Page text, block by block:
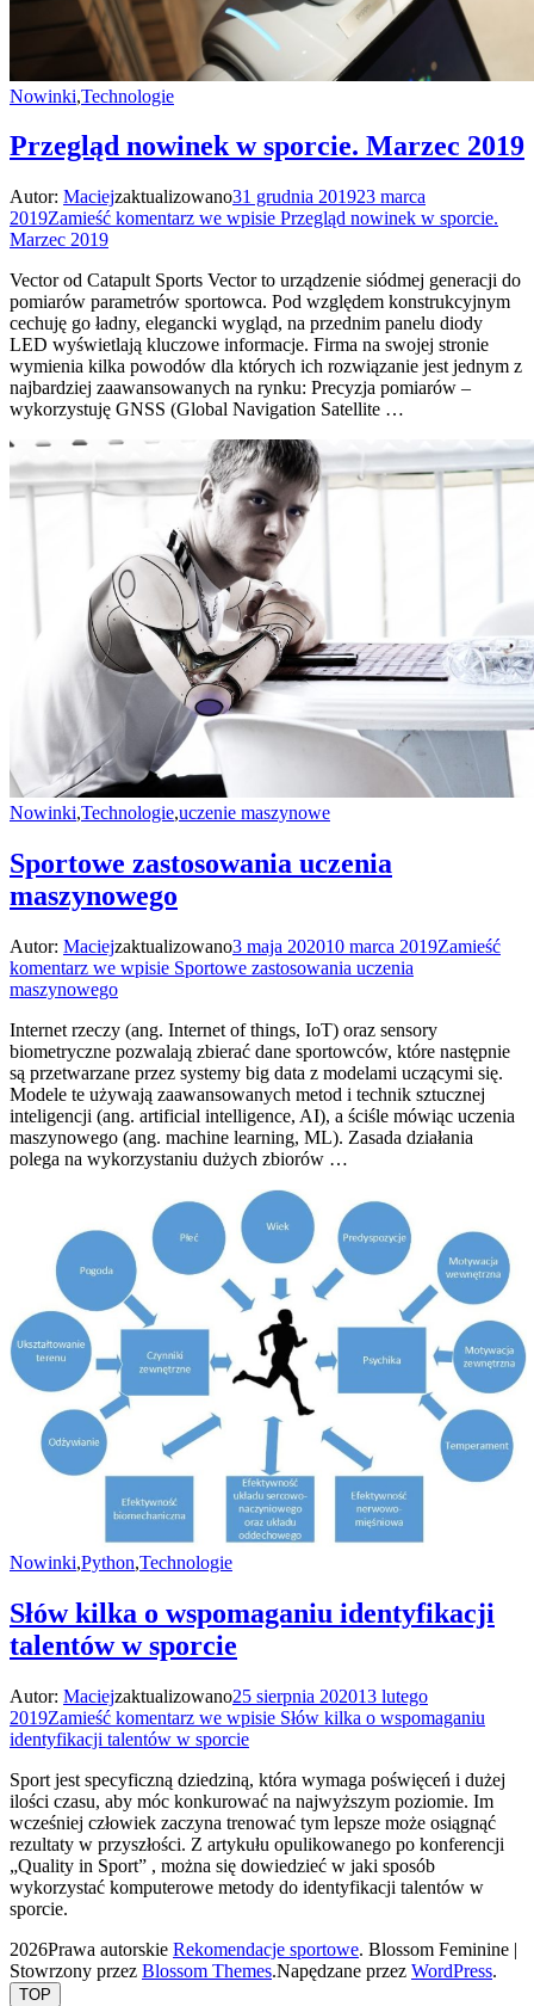
Nowinki,Technologie
Przegląd nowinek w sporcie. Marzec 2019
Autor: Maciejzaktualizowano31 grudnia 201923 marca
2019Zamieść komentarz we wpisie Przegląd nowinek w sporcie.
Marzec 2019
Vector od Catapult Sports Vector to urządzenie siódmej generacji do
pomiarów parametrów sportowca. Pod względem konstrukcyjnym
cechuję go ładny, elegancki wygląd, na przednim panelu diody
LED wyświetlają kluczowe informacje. Firma na swojej stronie
wymienia kilka powodów dla których ich rozwiązanie jest jednym z
najbardziej zaawansowanych na rynku: Precyzja pomiarów –
wykorzystuję GNSS (Global Navigation Satellite …
Nowinki,Technologie,uczenie maszynowe
Sportowe zastosowania uczenia
maszynowego
Autor: Maciejzaktualizowano3 maja 202010 marca 2019Zamieść
komentarz we wpisie Sportowe zastosowania uczenia
maszynowego
Internet rzeczy (ang. Internet of things, IoT) oraz sensory
biometryczne pozwalają zbierać dane sportowców, które następnie
są przetwarzane przez systemy big data z modelami uczącymi się.
Modele te używają zaawansowanych metod i technik sztucznej
inteligencji (ang. artificial intelligence, AI), a ściśle mówiąc uczenia
maszynowego (ang. machine learning, ML). Zasada działania
polega na wykorzystaniu dużych zbiorów …
Nowinki,Python,Technologie
Słów kilka o wspomaganiu identyfikacji
talentów w sporcie
Autor: Maciejzaktualizowano25 sierpnia 202013 lutego
2019Zamieść komentarz we wpisie Słów kilka o wspomaganiu
identyfikacji talentów w sporcie
Sport jest specyficzną dziedziną, która wymaga poświęceń i dużej
ilości czasu, aby móc konkurować na najwyższym poziomie. Im
wcześniej człowiek zaczyna trenować tym lepsze może osiągnąć
rezultaty w przyszłości. Z artykułu opulikowanego po konferencji
„Quality in Sport” , można się dowiedzieć w jaki sposób
wykorzystać komputerowe metody do identyfikacji talentów w
sporcie.
2026Prawa autorskie Rekomendacje sportowe. Blossom Feminine |
Stowrzony przez Blossom Themes.Napędzane przez WordPress.
TOP